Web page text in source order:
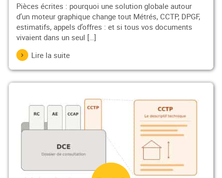
Pièces écrites : pourquoi une solution globale autour
d’un moteur graphique change tout Métrés, CCTP, DPGF,
estimatifs, appels d’offres : et si tous vos documents
vivaient dans un seul […]
Lire la suite